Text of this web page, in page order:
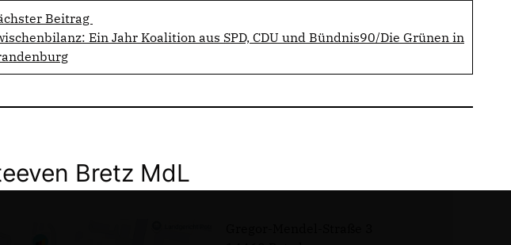
Beitrag
Ein Jahr Koalition aus SPD, CDU und Bündnis90/Die Grünen in
Bretz MdL